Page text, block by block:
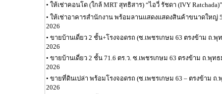
• ให้เช่าคอนโด (ใกล้ MRT สุทธิสาร) “ไอวี่ รัชดา (IVY
• ให้เช่าอาคารสำนักงาน พร้อมลานแสดงแสดงสินค้าขนาดใหญ่
2026
• ขายบ้านเดี่ยว 2 ชั้น+โรงจอดรถ (ซ.เพชรเกษม 63 ตรงข้าม ถ.
2026
• ขายบ้านเดี่ยว 2 ชั้น 71.6 ตร.ว. ซ.เพชรเกษม 63 ตรงข้าม ถ.พุ
2026
• ขายที่ดินเปล่า พร้อมโรงจอดรถ (ซ.เพชรเกษม 63 – ตรงข้าม
2026